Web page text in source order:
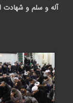
آله و سلم و شهادت